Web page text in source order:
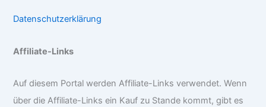
Datenschutzerklärung
Affiliate-Links
Auf diesem Portal werden Affiliate-Links verwendet. Wenn
über die Affiliate-Links ein Kauf zu Stande kommt, gibt es